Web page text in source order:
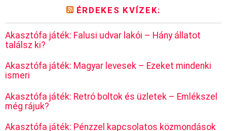
ÉRDEKES KVÍZEK:
Akasztófa játék: Falusi udvar lakói – Hány állatot
találsz ki?
Akasztófa játék: Magyar levesek – Ezeket mindenki
ismeri
Akasztófa játék: Retró boltok és üzletek – Emlékszel
még rájuk?
Akasztófa játék: Pénzzel kapcsolatos közmondások